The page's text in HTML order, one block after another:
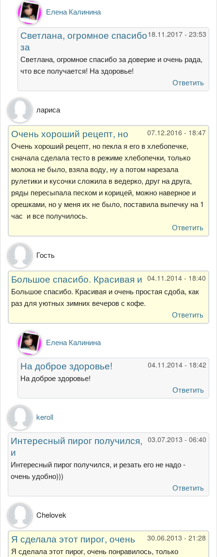
Ответ
на
Огромное
спасибо
за
рецепт!!!
Светлана
Ковтун
Елена Калинина
18.11.2017 - 23:53
Светлана, огромное спасибо
за
Светлана, огромное спасибо за доверие и очень рада,
что все получается! На здоровье!
Ответить
лариса
07.12.2016 - 18:47
Очень хороший рецепт, но
Очень хороший рецепт, но пекла я его в хлебопечке,
сначала сделала тесто в режиме хлебопечки, только
молока не было, взяла воду, ну а потом нарезала
рулетики и кусочки сложила в ведерко, друг на друга,
ряды пересыпала песком и корицей, можно наверное и
орешками, но у меня их не было, поставила выпечку на 1
час и все получилось.
Ответить
Гость
04.11.2014 - 18:40
Большое спасибо. Красивая и
Большое спасибо. Красивая и очень простая сдоба, как
раз для уютных зимних вечеров с кофе.
Ответить
Ответ
на
Большое
спасибо.
Красивая
от
Гость
Елена Калинина
04.11.2014 - 18:42
На доброе здоровье!
На доброе здоровье!
Ответить
keroll
03.07.2013 - 06:40
Интересный пирог получился,
и
Интересный пирог получился, и резать его не надо -
очень удобно)))
Ответить
Chelovek
30.06.2013 - 21:28
Я сделала этот пирог, очень
Я сделала этот пирог, очень понравилось, только